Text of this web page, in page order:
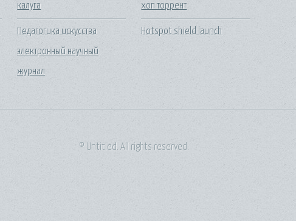
калуга
Педагогика искусства
электронный научный
журнал
хоп торрент
Hotspot shield launch
© Untitled. All rights reserved.